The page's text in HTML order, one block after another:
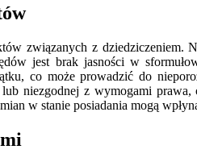
związanych z dziedziczeniem.
jest brak jasności w
co może prowadzić do
niezgodnej z wymogami
w stanie posiadania mogą